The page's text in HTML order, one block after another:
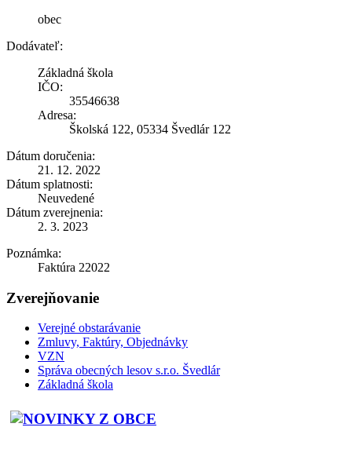
obec
Dodávateľ:
Základná škola
IČO:
35546638
Adresa:
Školská 122, 05334 Švedlár 122
Dátum doručenia:
21. 12. 2022
Dátum splatnosti:
Neuvedené
Dátum zverejnenia:
2. 3. 2023
Poznámka:
Faktúra 22022
Zverejňovanie
Verejné obstarávanie
Zmluvy, Faktúry, Objednávky
VZN
Správa obecných lesov s.r.o. Švedlár
Základná škola